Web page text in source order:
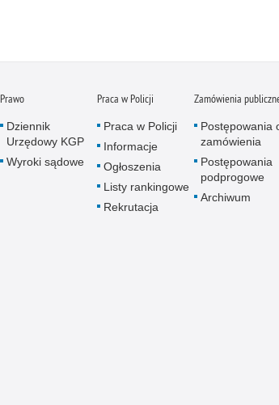
Prawo
Dziennik
Urzędowy KGP
Wyroki sądowe
Praca w Policji
Praca w Policji
Informacje
Ogłoszenia
Listy rankingowe
Rekrutacja
Zamówienia
Postępowania
zamówienia
Postępowania
podprogowe
Archiwum